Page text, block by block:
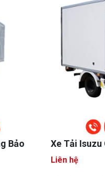
Bảo
Xe Tải Isuzu
Liên hệ